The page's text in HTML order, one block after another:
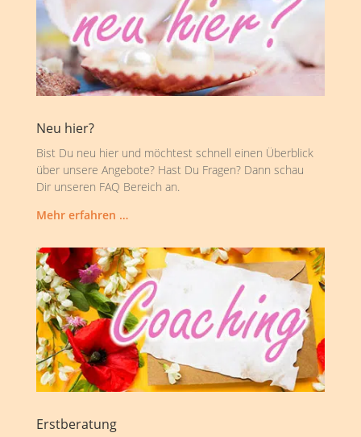
Neu hier?
Bist Du neu hier und möchtest schnell einen Überblick
über unsere Angebote? Hast Du Fragen? Dann schau
Dir unseren FAQ Bereich an.
Mehr erfahren …
Erstberatung